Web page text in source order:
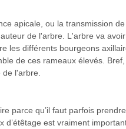
apicale, ou la transmission
de l'arbre. L'arbre va
les différents bourgeons
de ces rameaux élevés.
l'arbre.
parce qu’il faut parfois
d’étêtage est vraiment